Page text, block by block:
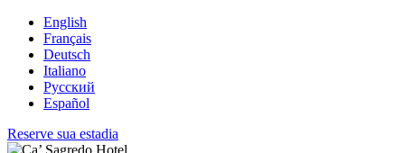
English
Français
Deutsch
Italiano
Русский
Español
Reserve sua estadia